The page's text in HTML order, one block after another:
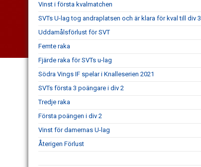
Vinst i första kvalmatchen
SVTs U-lag tog andraplatsen och är klara för kval till div 3
Uddamålsförlust för SVT
Femte raka
Fjärde raka för SVTs u-lag
Södra Vings IF spelar i Knalleserien 2021
SVTs första 3 poängare i div 2
Tredje raka
Första poängen i div 2
Vinst för damernas U-lag
Återigen Förlust